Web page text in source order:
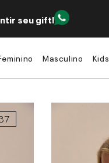
seu gift!
Masculino Kids